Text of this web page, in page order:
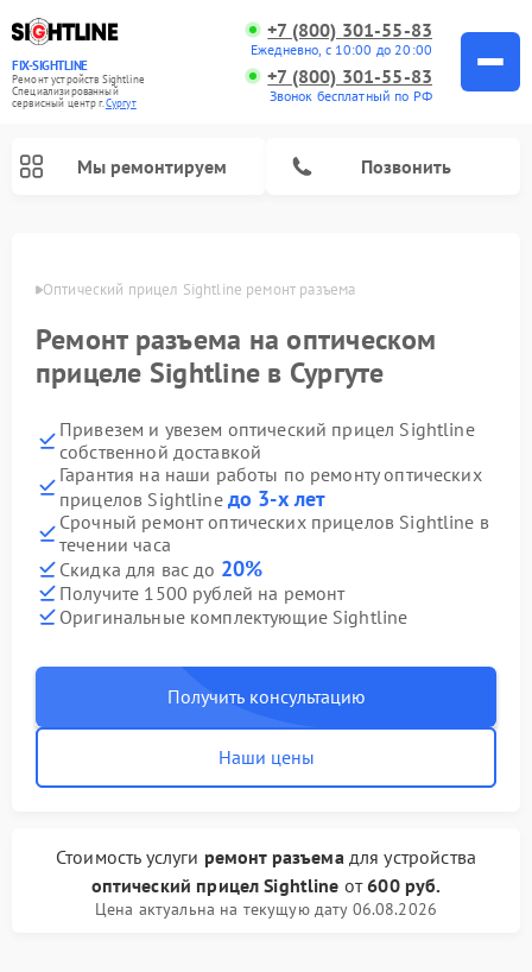
FIX-SIGHTLINE
Ремонт устройств Sightline
Специализированный
cервисный центр г.Сургут
+7 (800) 301-55-83
Ежедневно, с 10:00 до 20:00
+7 (800) 301-55-83
Звонок бесплатный по РФ
Мы ремонтируем Позвонить
Оптический прицел Sightline ремонт разъема
Ремонт разъема на оптическом
прицеле Sightline в Сургуте
Привезем и увезем оптический прицел Sightline
собственной доставкой
Гарантия на наши работы по ремонту оптических
прицелов Sightline до 3-х лет
Срочный ремонт оптических прицелов Sightline в
течении часа
Скидка для вас до 20%
Получите 1500 рублей на ремонт
Оригинальные комплектующие Sightline
Получить консультацию
Наши цены
Стоимость услуги ремонт разъемадля устройства
оптический прицел Sightline от600 руб.
Цена актуальна на текущую дату 06.08.2026